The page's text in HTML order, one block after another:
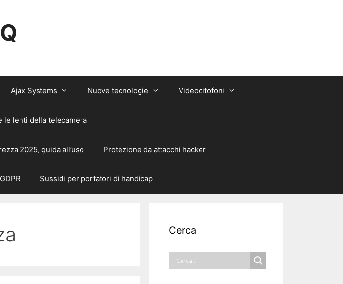
Ajax Systems Nuove tecnologie Videocitofoni
le lenti della telecamera
2025, guida all’uso Protezione da attacchi hacker
GDPR Sussidi per portatori di handicap
Cerca